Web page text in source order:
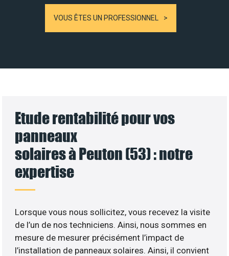
VOUS ÊTES UN PROFESSIONNEL
Etude rentabilité pour vos
panneaux
solaires à Peuton (53) : notre
expertise
Lorsque vous nous sollicitez, vous recevez la visite
de l’un de nos techniciens. Ainsi, nous sommes en
mesure de mesurer précisément l’impact de
l’installation de panneaux solaires. Ainsi, il convient